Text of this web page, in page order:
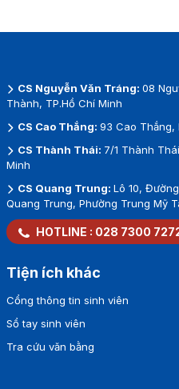
CS Nguyễn Văn Tráng: 08
Thành, TP.Hồ Chí Minh
CS Cao Thắng: 93 Cao Thắng,
CS Thành Thái: 7/1 Thành
Minh
CS Quang Trung: Lô 10,
Quang Trung, Phường Trung Mỹ
HOTLINE : 028 7300
Tiện ích khác
Cổng thông tin sinh viên
Sổ tay sinh viên
Tra cứu văn bằng